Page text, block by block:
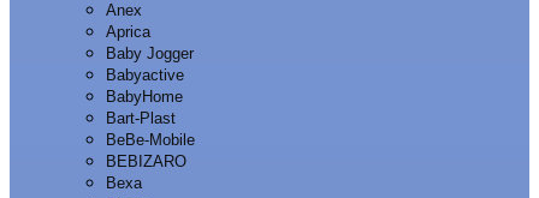
Anex
Aprica
Baby Jogger
Babyactive
BabyHome
Bart-Plast
BeBe-Mobile
BEBIZARO
Bexa